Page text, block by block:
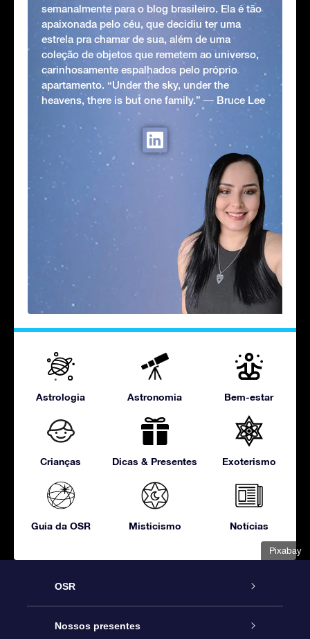
Pixabay
semanalmente para o blog brasileiro. Ela é tão
apaixonada pelo céu, que decidiu ter uma
estrela pra chamar de sua, além de uma
coleção de objetos que remetem ao universo,
carinhosamente espalhados pelo próprio
apartamento. “Under the sky, under the
heavens, there is but one family.” ― Bruce Lee
Astrologia Astronomia Bem-estar
Crianças Dicas & Presentes Exoterismo
Guia da OSR Misticismo Notícias
OSR
Serviço
Nossos presentes